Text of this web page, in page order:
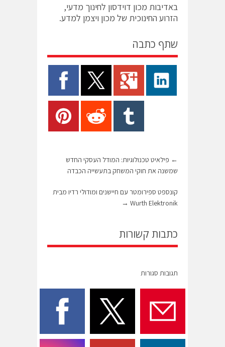
באדיבות מכון דוידסון לחינוך מדעי,
הזרוע החינוכית של מכון ויצמן למדע.
שתף כתבה
← פילאיט טכנולוגיות: המודל העסקי החדש
שמשנה את חוקי המשחק בתעשייה הכבדה
קונספט ספירומטר עם חיישנים ומודולי רדיו מבית
Wurth Elektronik
→
כתבות קשורות
תגובות סגורות